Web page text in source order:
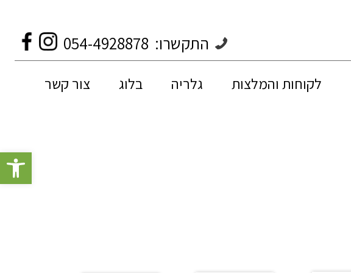
פתח
התקשרו: 054-4928878
לקוחות והמלצות גלריה בלוג צור קשר